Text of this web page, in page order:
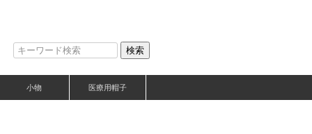
検索
小物 医療用帽子